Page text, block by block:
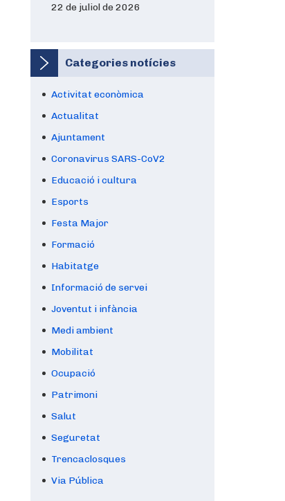
22 de juliol de 2026
Categories notícies
Activitat econòmica
Actualitat
Ajuntament
Coronavirus SARS-CoV2
Educació i cultura
Esports
Festa Major
Formació
Habitatge
Informació de servei
Joventut i infància
Medi ambient
Mobilitat
Ocupació
Patrimoni
Salut
Seguretat
Trencaclosques
Via Pública